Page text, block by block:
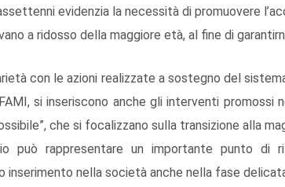
evidenzia la necessità di promuovere
a ridosso della maggiore età, al fine di
con le azioni realizzate a sostegno del
si inseriscono anche gli interventi promossi
che si focalizzano sulla transizione alla
può rappresentare un importante punto di
inserimento nella società anche nella fase